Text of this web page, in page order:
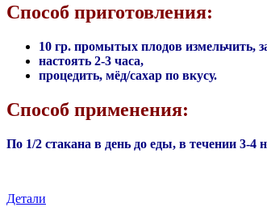
Способ приготовления:
10 гр. промытых плодов измельчить,
настоять 2-3 часа,
процедить, мёд/сахар по вкусу.
Способ применения:
По 1/2 стакана в день до еды, в течении 3-4
Детали